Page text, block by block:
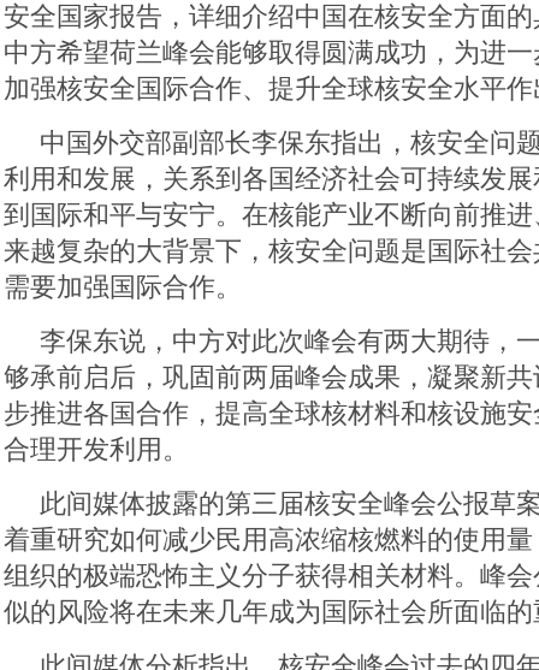
安全国家报告，详细介绍中国在核安全方面
中方希望荷兰峰会能够取得圆满成功，为进
加强核安全国际合作、提升全球核安全水平
中国外交部副部长李保东指出，核安全问
利用和发展，关系到各国经济社会可持续发
到国际和平与安宁。在核能产业不断向前推
来越复杂的大背景下，核安全问题是国际社
需要加强国际合作。
李保东说，中方对此次峰会有两大期待，
够承前启后，巩固前两届峰会成果，凝聚新
步推进各国合作，提高全球核材料和核设施
合理开发利用。
此间媒体披露的第三届核安全峰会公报草
着重研究如何减少民用高浓缩核燃料的使用
组织的极端恐怖主义分子获得相关材料。峰
似的风险将在未来几年成为国际社会所面临